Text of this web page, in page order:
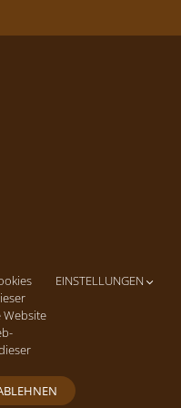
GmbH | Alle Rechte
Website
EINSTELLUNGEN